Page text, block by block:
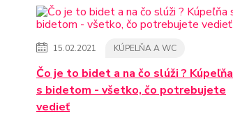
15.02.2021 KÚPELŇA A WC
Čo je to bidet a na čo slúži ? Kúpeľňa
s bidetom - všetko, čo potrebujete
vedieť